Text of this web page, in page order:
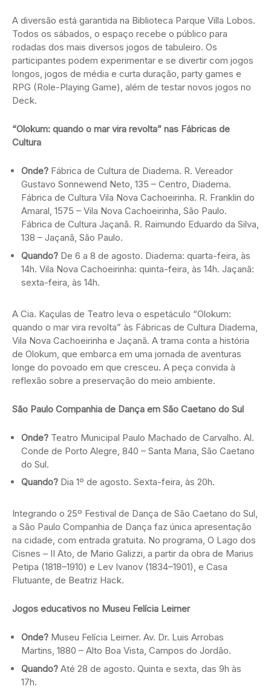
A diversão está garantida na Biblioteca Parque Villa Lobos.
Todos os sábados, o espaço recebe o público para
rodadas dos mais diversos jogos de tabuleiro. Os
participantes podem experimentar e se divertir com jogos
longos, jogos de média e curta duração, party games e
RPG (Role-Playing Game), além de testar novos jogos no
Deck.
“Olokum: quando o mar vira revolta” nas Fábricas de
Cultura
Onde? Fábrica de Cultura de Diadema. R. Vereador
Gustavo Sonnewend Neto, 135 – Centro, Diadema.
Fábrica de Cultura Vila Nova Cachoeirinha. R. Franklin do
Amaral, 1575 – Vila Nova Cachoeirinha, São Paulo.
Fábrica de Cultura Jaçanã. R. Raimundo Eduardo da Silva,
138 – Jaçanã, São Paulo.
Quando? De 6 a 8 de agosto. Diadema: quarta-feira, às
14h. Vila Nova Cachoeirinha: quinta-feira, às 14h. Jaçanã:
sexta-feira, às 14h.
A Cia. Kaçulas de Teatro leva o espetáculo “Olokum:
quando o mar vira revolta” às Fábricas de Cultura Diadema,
Vila Nova Cachoeirinha e Jaçanã. A trama conta a história
de Olokum, que embarca em uma jornada de aventuras
longe do povoado em que cresceu. A peça convida à
reflexão sobre a preservação do meio ambiente.
São Paulo Companhia de Dança em São Caetano do Sul
Onde? Teatro Municipal Paulo Machado de Carvalho. Al.
Conde de Porto Alegre, 840 – Santa Maria, São Caetano
do Sul.
Quando? Dia 1º de agosto. Sexta-feira, às 20h.
Integrando o 25º Festival de Dança de São Caetano do Sul,
a São Paulo Companhia de Dança faz única apresentação
na cidade, com entrada gratuita. No programa, O Lago dos
Cisnes – II Ato, de Mario Galizzi, a partir da obra de Marius
Petipa (1818–1910) e Lev Ivanov (1834–1901), e Casa
Flutuante, de Beatriz Hack.
Jogos educativos no Museu Felícia Leirner
Onde? Museu Felícia Leirner. Av. Dr. Luis Arrobas
Martins, 1880 – Alto Boa Vista, Campos do Jordão.
Quando? Até 28 de agosto. Quinta e sexta, das 9h às
17h.